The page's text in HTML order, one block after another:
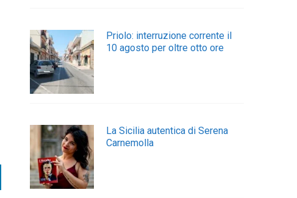
Priolo: interruzione corrente il
10 agosto per oltre otto ore
La Sicilia autentica di Serena
Carnemolla